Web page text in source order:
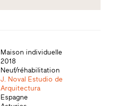
Maison individuelle
2018
Neuf/réhabilitation
J. Noval Estudio de
Arquitectura
Espagne